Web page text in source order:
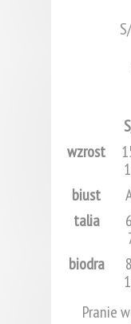
wzrost
biust
talia
biodra
Pranie